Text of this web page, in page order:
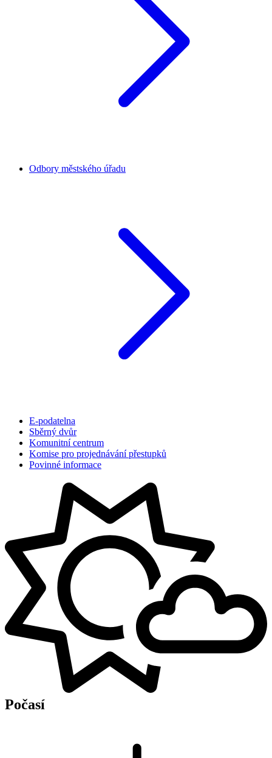
Odbory městského úřadu
E-podatelna
Sběrný dvůr
Komunitní centrum
Komise pro projednávání přestupků
Povinné informace
Počasí